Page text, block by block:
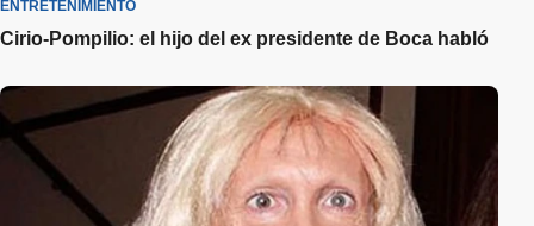
ENTRETENIMIENTO
Cirio-Pompilio: el hijo del ex presidente de Boca habló